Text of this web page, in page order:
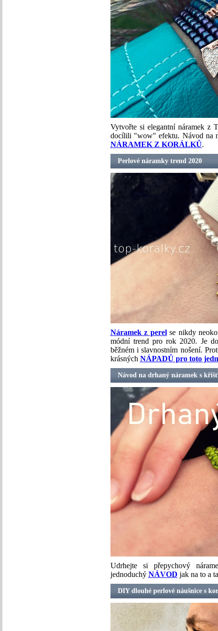
Vytvořte si elegantní náramek z
docílili "wow" efektu. Návod na
NÁRAMEK Z KORÁLKŮ.
Perlové náramky trend 2020
Náramek z perelse nikdy
módní trend pro rok 2020. Je
běžném i slavnostním nošení.
krásných NÁPADŮ pro toto
Návod na drhaný náramek s
Udrhejte si přepychový
jednoduchý NÁVOD jak na to a
DIY dlouhé perlové náušnice s